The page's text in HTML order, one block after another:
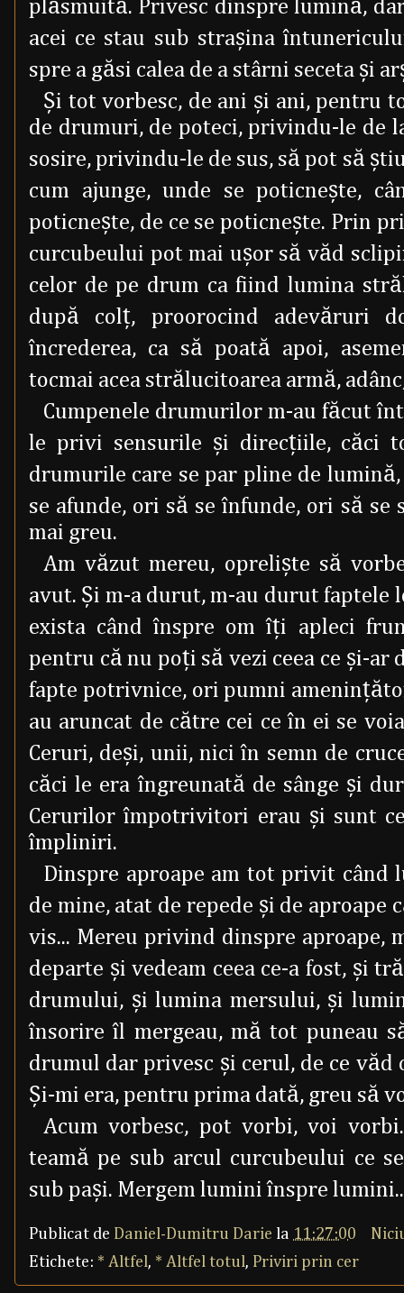
plăsmuită. Privesc dinspre lumină,
acei ce stau sub straşina
spre a găsi calea de a stârni seceta şi
Şi tot vorbesc, de ani şi ani, pentru
de drumuri, de poteci, privindu-le de
sosire, privindu-le de sus, să pot să
cum ajunge, unde se poticneşte,
poticneşte, de ce se poticneşte. Prin
curcubeului pot mai uşor să văd
celor de pe drum ca fiind lumina
după colţ, proorocind adevăruri
încrederea, ca să poată apoi,
tocmai acea strălucitoarea armă,
Cumpenele drumurilor m-au făcut
le privi sensurile şi direcţiile, căci
drumurile care se par pline de
se afunde, ori să se înfunde, ori să
mai greu.
Am văzut mereu, oprelişte să
avut. Şi m-a durut, m-au durut faptele
exista când înspre om îţi apleci
pentru că nu poţi să vezi ceea ce şi-ar
fapte potrivnice, ori pumni
au aruncat de către cei ce în ei se
Ceruri, deşi, unii, nici în semn de
căci le era îngreunată de sânge şi
Cerurilor împotrivitori erau şi sunt
împliniri.
Dinspre aproape am tot privit când
de mine, atat de repede şi de aproape
vis... Mereu privind dinspre aproape,
departe şi vedeam ceea ce-a fost, şi
drumului, şi lumina mersului, şi
însorire îl mergeau, mă tot puneau
drumul dar privesc şi cerul, de ce văd
Şi-mi era, pentru prima dată, greu să
Acum vorbesc, pot vorbi, voi
teamă pe sub arcul curcubeului ce
sub paşi. Mergem lumini înspre
Publicat de Daniel-Dumitru Darie la 11:27:00
Etichete: * Altfel, * Altfel totul, Priviri prin cer